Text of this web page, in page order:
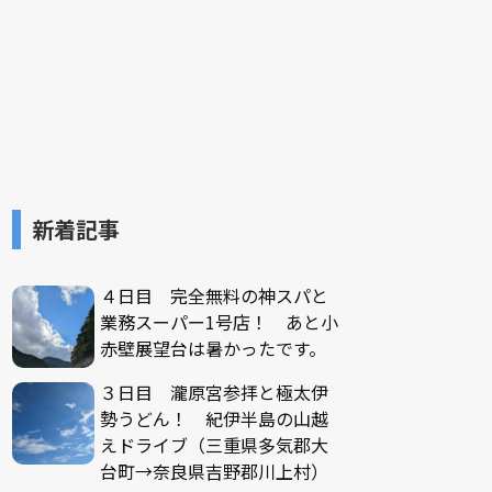
新着記事
４日目 完全無料の神スパと
業務スーパー1号店！ あと小
赤壁展望台は暑かったです。
３日目 瀧原宮参拝と極太伊
勢うどん！ 紀伊半島の山越
えドライブ（三重県多気郡大
台町→奈良県吉野郡川上村）